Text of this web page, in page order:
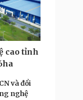
cao tỉnh
và đổi
nghệ